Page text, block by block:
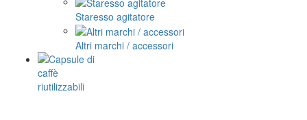
Staresso agitatore
Altri marchi / accessori